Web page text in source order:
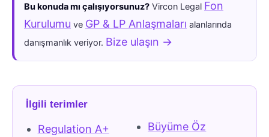
Bu konuda mı çalışıyorsunuz? Vircon Legal Fon
Kurulumu ve GP & LP Anlaşmaları alanlarında
danışmanlık veriyor. Bize ulaşın →
İlgili terimler
Regulation A+
Büyüme Öz